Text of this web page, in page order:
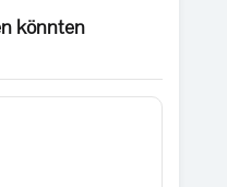
könnten